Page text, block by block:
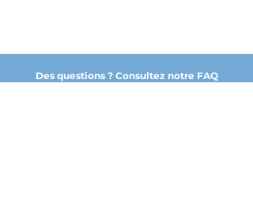
Des questions ? Consultez notre FAQ